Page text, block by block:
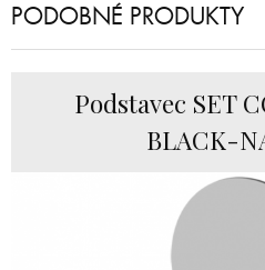
PODOBNÉ PRODUKTY
Podstavec SET
BLACK-